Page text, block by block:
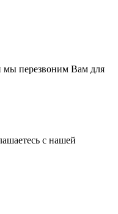
мы перезвоним Вам для
с нашей